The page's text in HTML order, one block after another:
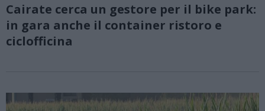
Cairate cerca un gestore per il bike park:
in gara anche il container ristoro e
ciclofficina